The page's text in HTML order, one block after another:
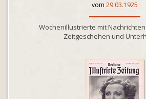
vom 29.03.1925
Wochenillustrierte mit
Zeitgeschehen und